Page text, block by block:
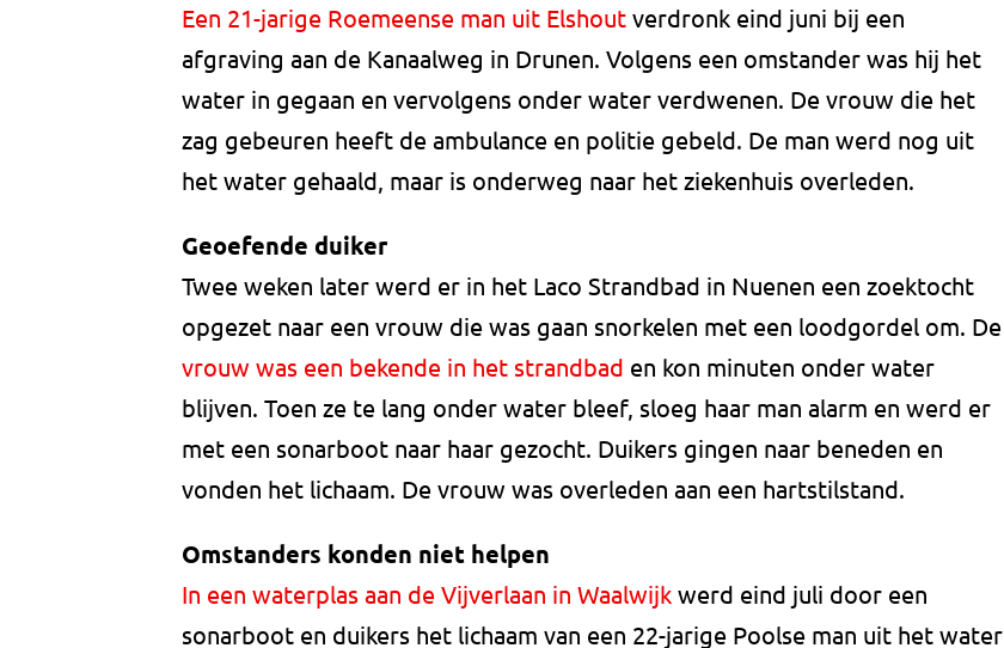
Een 21-jarige Roemeense man uit Elshout verdronk eind juni bij een
afgraving aan de Kanaalweg in Drunen. Volgens een omstander was hij het
water in gegaan en vervolgens onder water verdwenen. De vrouw die het
zag gebeuren heeft de ambulance en politie gebeld. De man werd nog uit
het water gehaald, maar is onderweg naar het ziekenhuis overleden.
Geoefende duiker
Twee weken later werd er in het Laco Strandbad in Nuenen een zoektocht
opgezet naar een vrouw die was gaan snorkelen met een loodgordel om. De
vrouw was een bekende in het strandbad en kon minuten onder water
blijven. Toen ze te lang onder water bleef, sloeg haar man alarm en werd er
met een sonarboot naar haar gezocht. Duikers gingen naar beneden en
vonden het lichaam. De vrouw was overleden aan een hartstilstand.
Omstanders konden niet helpen
In een waterplas aan de Vijverlaan in Waalwijk werd eind juli door een
sonarboot en duikers het lichaam van een 22-jarige Poolse man uit het water